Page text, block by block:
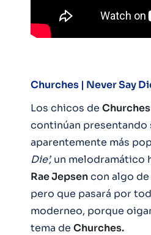
Churches | Never Say
Los chicos de Churches
continúan presentando
aparentemente más
Die’, un melodramático
Rae Jepsencon algo
pero que pasará por
moderneo, porque
tema de Churches.